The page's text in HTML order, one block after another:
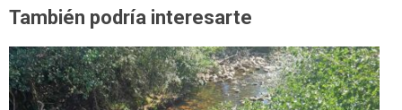
También podría interesarte